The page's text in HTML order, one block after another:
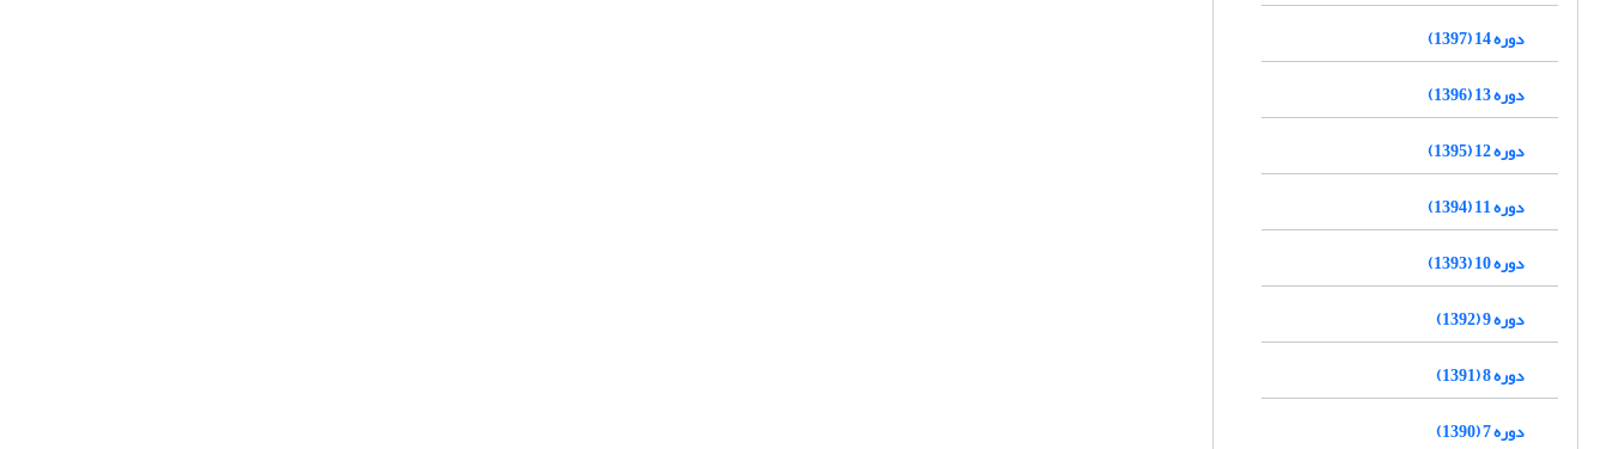
دوره 14 (1397)
دوره 13 (1396)
دوره 12 (1395)
دوره 11 (1394)
دوره 10 (1393)
دوره 9 (1392)
دوره 8 (1391)
دوره 7 (1390)